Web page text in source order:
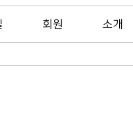
회원 소개